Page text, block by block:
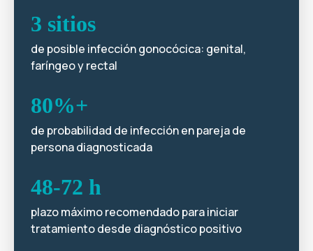
3 sitios
de posible infección gonocócica: genital,
faríngeo y rectal
80%+
de probabilidad de infección en pareja de
persona diagnosticada
48-72 h
plazo máximo recomendado para iniciar
tratamiento desde diagnóstico positivo